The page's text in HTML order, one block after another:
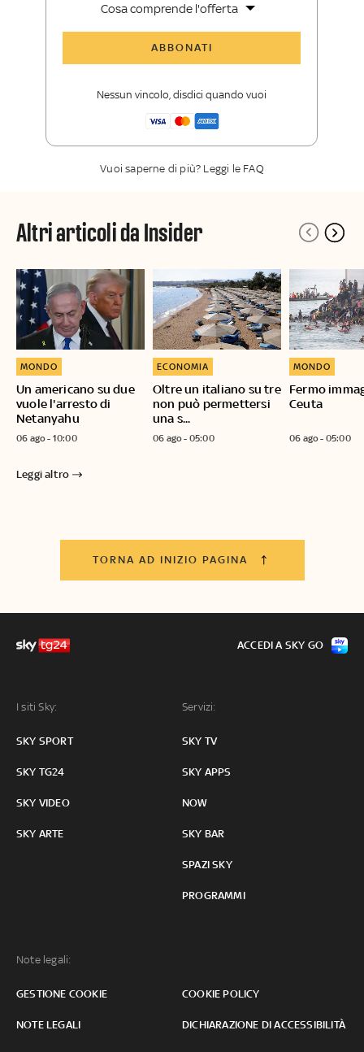
Cosa comprende l'offerta
ABBONATI
Nessun vincolo, disdici quando vuoi
Vuoi saperne di più? Leggi le FAQ
Altri articoli da Insider
Un americano su due
vuole l'arresto di
Netanyahu
MONDO
06 ago - 10:00
Oltre un italiano su tre
non può permettersi
una s...
ECONOMIA
06 ago - 05:00
Fermo
Ceuta
MONDO
06 ago - 05:00
Leggi altro
TORNA AD INIZIO PAGINA
I siti Sky:
SKY SPORT
SKY TG24
SKY VIDEO
SKY ARTE
Servizi:
SKY TV
SKY APPS
NOW
SKY BAR
SPAZI SKY
PROGRAMMI
Note legali:
GESTIONE COOKIE COOKIE POLICY
NOTE LEGALI DICHIARAZIONE DI ACCESSIBILITÀ
ACCEDI A SKY GO